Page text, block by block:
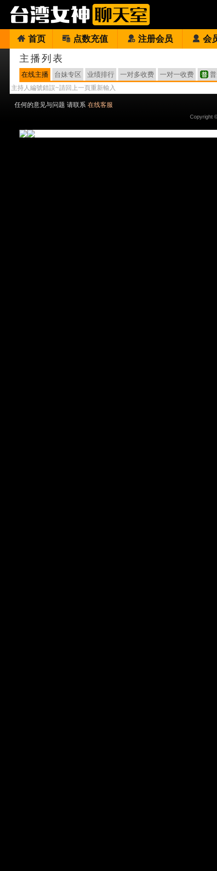
首页 点数充值 注册会员 会
主播列表
在线主播 台妹专区 业绩排行 一对多收费 一对一收费
主持人編號錯誤~請回上一頁重新輸入
任何的意见与问题 请联系 在线客服
Copyright